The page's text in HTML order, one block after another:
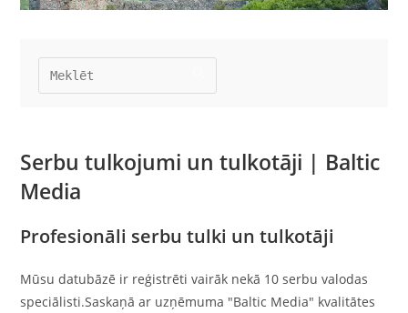
Serbu tulkojumi un tulkotāji | Baltic
Media
Profesionāli serbu tulki un tulkotāji
Mūsu datubāzē ir reģistrēti vairāk nekā 10 serbu valodas
speciālisti.Saskaņā ar uzņēmuma "Baltic Media" kvalitātes